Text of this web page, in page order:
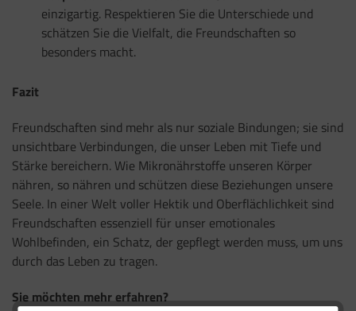
einzigartig. Respektieren Sie die Unterschiede und
schätzen Sie die Vielfalt, die Freundschaften so
besonders macht.
Fazit
Freundschaften sind mehr als nur soziale Bindungen; sie sind
unsichtbare Verbindungen, die unser Leben mit Tiefe und
Stärke bereichern. Wie Mikronährstoffe unseren Körper
nähren, so nähren und schützen diese Beziehungen unsere
Seele. In einer Welt voller Hektik und Oberflächlichkeit sind
Freundschaften essenziell für unser emotionales
Wohlbefinden, ein Schatz, der gepflegt werden muss, um uns
durch das Leben zu tragen.
Sie möchten mehr erfahren?